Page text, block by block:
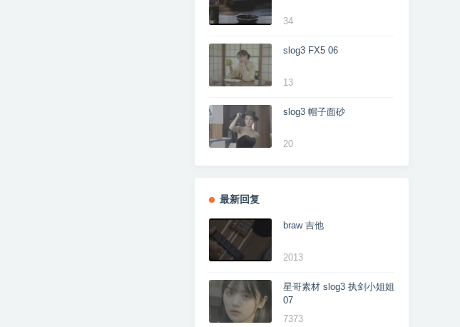
34
slog3 FX5 06
13
slog3 帽子面砂
20
最新回复
braw 吉他
2013
星哥素材 slog3 执剑小姐姐
07
7373